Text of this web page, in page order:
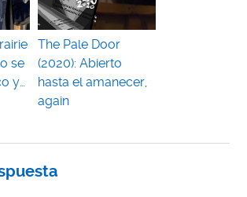
se
y…
The Pale Door
(2020): Abierto
hasta el amanecer,
again